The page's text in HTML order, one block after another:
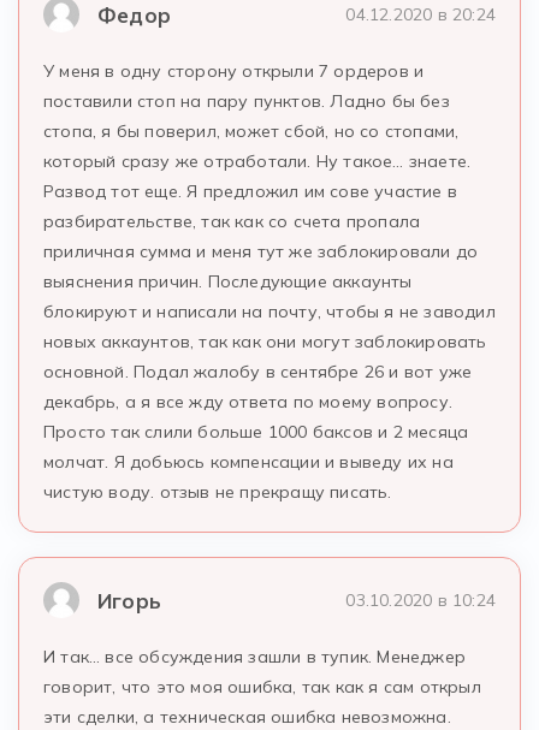
Федор 04.12.2020 в 20:24
У меня в одну сторону открыли 7 ордеров и
поставили стоп на пару пунктов. Ладно бы без
стопа, я бы поверил, может сбой, но со стопами,
который сразу же отработали. Ну такое… знаете.
Развод тот еще. Я предложил им сове участие в
разбирательстве, так как со счета пропала
приличная сумма и меня тут же заблокировали до
выяснения причин. Последующие аккаунты
блокируют и написали на почту, чтобы я не заводил
новых аккаунтов, так как они могут заблокировать
основной. Подал жалобу в сентябре 26 и вот уже
декабрь, а я все жду ответа по моему вопросу.
Просто так слили больше 1000 баксов и 2 месяца
молчат. Я добьюсь компенсации и выведу их на
чистую воду. отзыв не прекращу писать.
Игорь 03.10.2020 в 10:24
И так… все обсуждения зашли в тупик. Менеджер
говорит, что это моя ошибка, так как я сам открыл
эти сделки, а техническая ошибка невозможна.